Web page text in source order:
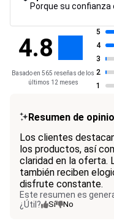
4.8
Basado en 565 reseñas de los
últimos 12 meses
5
4
3
2
1
Resumen de
Los clientes
los productos, así
claridad en la oferta.
también reciben
disfrute constante.
Este resumen es
¿Útil?
Sí No